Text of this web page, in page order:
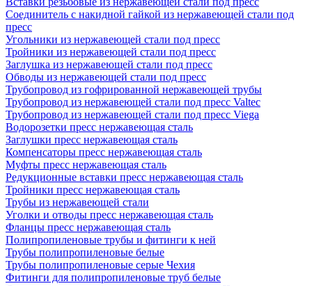
Соединитель с накидной гайкой из нержавеющей стали под
пресс
Угольники из нержавеющей стали под пресс
Тройники из нержавеющей стали под пресс
Заглушка из нержавеющей стали под пресс
Обводы из нержавеющей стали под пресс
Трубопровод из гофрированной нержавеющей трубы
Трубопровод из нержавеющей стали под пресс Valtec
Трубопровод из нержавеющей стали под пресс Viega
Водорозетки пресс нержавеющая сталь
Заглушки пресс нержавеющая сталь
Компенсаторы пресс нержавеющая сталь
Муфты пресс нержавеющая сталь
Редукционные вставки пресс нержавеющая сталь
Тройники пресс нержавеющая сталь
Трубы из нержавеющей стали
Уголки и отводы пресс нержавеющая сталь
Фланцы пресс нержавеющая сталь
Полипропиленовые трубы и фитинги к ней
Трубы полипропиленовые белые
Трубы полипропиленовые серые Чехия
Фитинги для полипропиленовые труб белые